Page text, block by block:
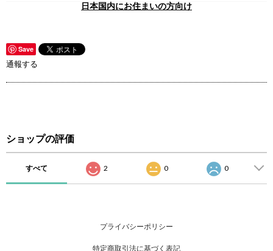
日本国内にお住まいの方向け
Save
通報する
ショップの評価
すべて 2 0 0
プライバシーポリシー
特定商取引法に基づく表記